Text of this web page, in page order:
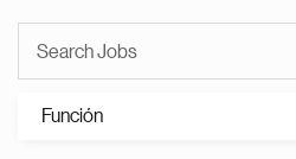
Función